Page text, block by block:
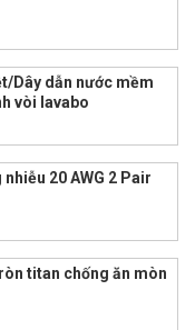
Dây dẫn nước mềm
vòi lavabo
20 AWG 2 Pair
titan chống ăn mòn